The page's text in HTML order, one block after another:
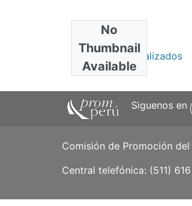
No
Thumbnail
Available
Collections
Estudios Especializados
Siguenos en
Comisión de Promoción
Central telefónica: (511)